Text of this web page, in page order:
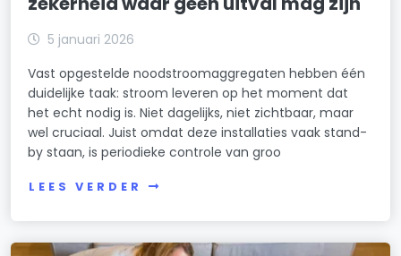
5 januari 2026
Vast opgestelde noodstroomaggregaten hebben één
duidelijke taak: stroom leveren op het moment dat
het echt nodig is. Niet dagelijks, niet zichtbaar, maar
wel cruciaal. Juist omdat deze installaties vaak stand-
by staan, is periodieke controle van groo
LEES VERDER